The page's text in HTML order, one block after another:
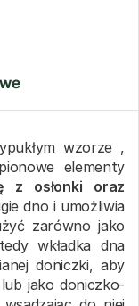
wzorze ,
elementy
z osłonki oraz
dno i umożliwia
zarówno jako
wkładka dna
doniczki, aby
jako doniczko-